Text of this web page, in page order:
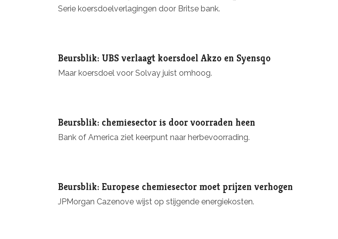
Serie koersdoelverlagingen door Britse bank.
Beursblik: UBS verlaagt koersdoel Akzo en Syensqo
Maar koersdoel voor Solvay juist omhoog.
Beursblik: chemiesector is door voorraden heen
Bank of America ziet keerpunt naar herbevoorrading.
Beursblik: Europese chemiesector moet prijzen verhogen
JPMorgan Cazenove wijst op stijgende energiekosten.